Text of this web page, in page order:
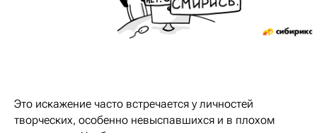
Это искажение часто встречается у личностей
творческих, особенно невыспавшихся и в плохом